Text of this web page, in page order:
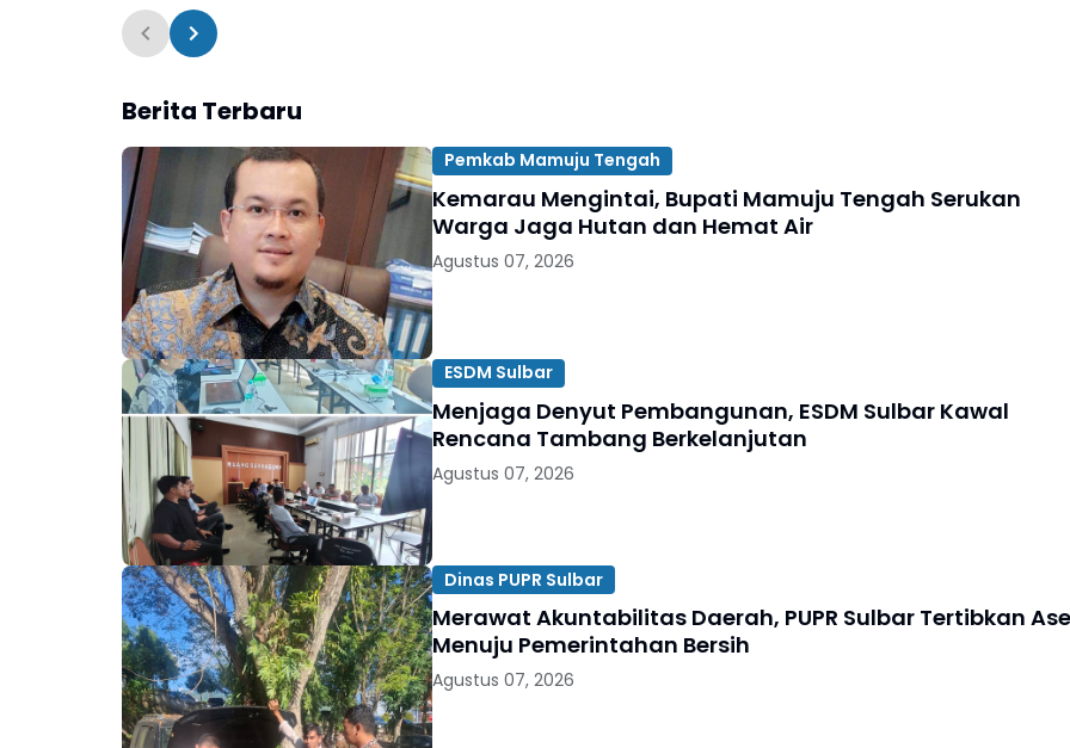
Berita Terbaru
Pemkab Mamuju Tengah
Kemarau Mengintai, Bupati Mamuju Tengah Serukan
Warga Jaga Hutan dan Hemat Air
Agustus 07, 2026
ESDM Sulbar
Menjaga Denyut Pembangunan, ESDM Sulbar Kawal
Rencana Tambang Berkelanjutan
Agustus 07, 2026
Dinas PUPR Sulbar
Merawat Akuntabilitas Daerah, PUPR Sulbar Tertibkan
Menuju Pemerintahan Bersih
Agustus 07, 2026